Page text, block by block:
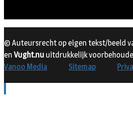
© Auteursrecht op eigen tekst/beeld
en Vught.nu uitdrukkelijk
Vanoo Media
Sitemap